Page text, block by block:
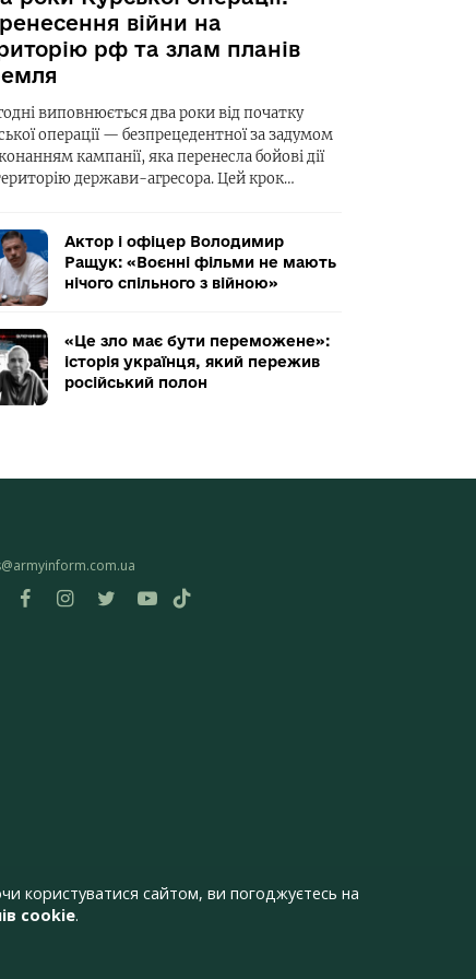
війни на
рф та злам планів
виповнюється два роки від початку
операції — безпрецедентної за задумом
кампанії, яка перенесла бойові дії
держави-агресора. Цей крок…
Актор і офіцер Володимир
Ращук: «Воєнні фільми не мають
нічого спільного з війною»
«Це зло має бути переможене»:
історія українця, який пережив
російський полон
користуватися сайтом, ви погоджуєтесь на
cookie.